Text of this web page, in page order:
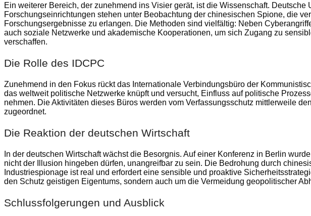
Ein weiterer Bereich, der zunehmend ins Visier gerät, ist die Wissenschaft. Deutsche
Forschungseinrichtungen stehen unter Beobachtung der chinesischen Spione, die
Forschungsergebnisse zu erlangen. Die Methoden sind vielfältig: Neben
auch soziale Netzwerke und akademische Kooperationen, um sich Zugang zu
verschaffen.
Die Rolle des IDCPC
Zunehmend in den Fokus rückt das Internationale Verbindungsbüro der
das weltweit politische Netzwerke knüpft und versucht, Einfluss auf politische
nehmen. Die Aktivitäten dieses Büros werden vom Verfassungsschutz mittlerweile
zugeordnet.
Die Reaktion der deutschen Wirtschaft
In der deutschen Wirtschaft wächst die Besorgnis. Auf einer Konferenz in Berlin
nicht der Illusion hingeben dürfen, unangreifbar zu sein. Die Bedrohung durch
Industriespionage ist real und erfordert eine sensible und proaktive
den Schutz geistigen Eigentums, sondern auch um die Vermeidung geopolitischer
Schlussfolgerungen und Ausblick